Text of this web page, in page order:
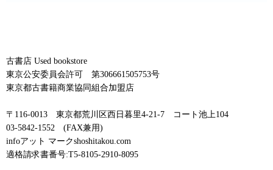
古書店 Used bookstore
東京公安委員会許可 第306661505753号
東京都古書籍商業協同組合加盟店
〒116-0013 東京都荒川区西日暮里4-21-7 コート池上104
03-5842-1552 (FAX兼用)
infoアット マークshoshitakou.com
適格請求書番号:T5-8105-2910-8095